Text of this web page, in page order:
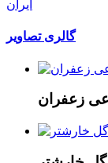
ایران
گالری تصاویر
زعفران